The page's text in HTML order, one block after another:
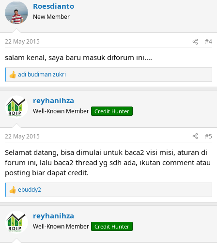
c
t
i
s
Roesdianto
New Member
22 May 2015 #4
salam kenal, saya baru masuk diforum ini....
R
e
c
t
i
s
adi budiman zukri
reyhanihza
Well-Known Member Credit Hunter
22 May 2015 #5
Selamat datang, bisa dimulai untuk baca2 visi misi, aturan di
forum ini, lalu baca2 thread yg sdh ada, ikutan comment atau
posting biar dapat credit.
R
e
c
t
i
ebuddy2
reyhanihza
Well-Known Member Credit Hunter